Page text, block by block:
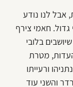
אבל לנו נודע
חאמי צירף
בלובי
מטרת
ורעייתו
והשני עוד